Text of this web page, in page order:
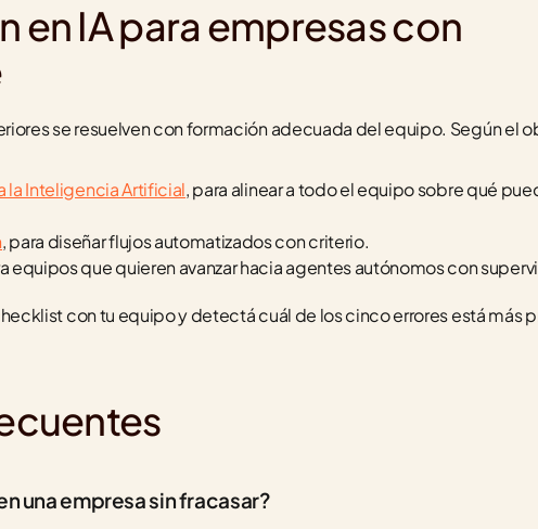
en IA para empresas con
se resuelven con formación adecuada del equipo. Según el
la Inteligencia Artificial, para alinear a todo el equipo sobre qué
, para diseñar flujos automatizados con criterio.
equipos que quieren avanzar hacia agentes autónomos con
con tu equipo y detectá cuál de los cinco errores está más
una empresa sin fracasar?